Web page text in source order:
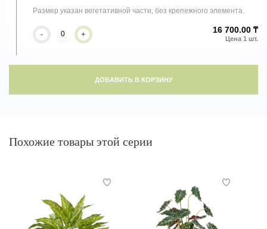
Размер указан вегетативной части, без крепежного элемента.
- + 16 700.00 ₸
ДОБАВИТЬ В КОРЗИНУ
Похожие товары этой серии